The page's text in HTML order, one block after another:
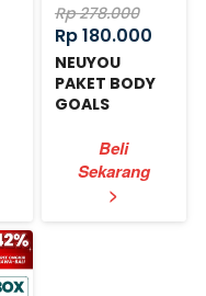
Rp 278.000
Rp 180.000
NEUYOU
PAKET BODY
GOALS
`
Beli
Sekarang
>